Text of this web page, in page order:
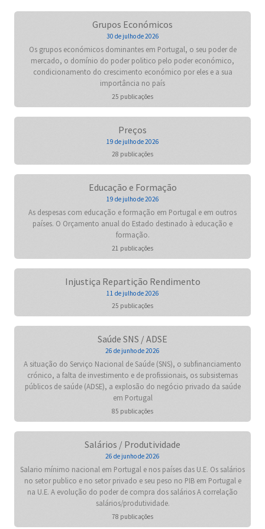
Grupos Económicos
30 de julho de 2026
Os grupos económicos dominantes em Portugal, o seu poder de
mercado, o domínio do poder politico pelo poder económico,
condicionamento do crescimento económico por eles e a sua
importância no país
25 publicações
Preços
19 de julho de 2026
28 publicações
Educação e Formação
19 de julho de 2026
As despesas com educação e formação em Portugal e em outros
países. O Orçamento anual do Estado destinado à educação e
formação.
21 publicações
Injustiça Repartição Rendimento
11 de julho de 2026
25 publicações
Saúde SNS / ADSE
26 de junho de 2026
A situação do Serviço Nacional de Saúde (SNS), o subfinanciamento
crónico, a falta de investimento e de profissionais, os subsistemas
públicos de saúde (ADSE), a explosão do negócio privado da saúde
em Portugal
85 publicações
Salários / Produtividade
26 de junho de 2026
Salario mínimo nacional em Portugal e nos países das U.E. Os salários
no setor publico e no setor privado e seu peso no PIB em Portugal e
na U.E. A evolução do poder de compra dos salários A correlação
salários/produtividade.
78 publicações